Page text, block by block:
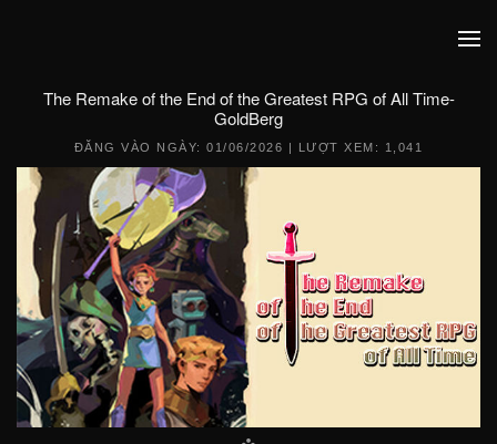
The Remake of the End of the Greatest RPG of All Time-
GoldBerg
ĐĂNG VÀO NGÀY:01/06/2026 | LƯỢT XEM: 1,041